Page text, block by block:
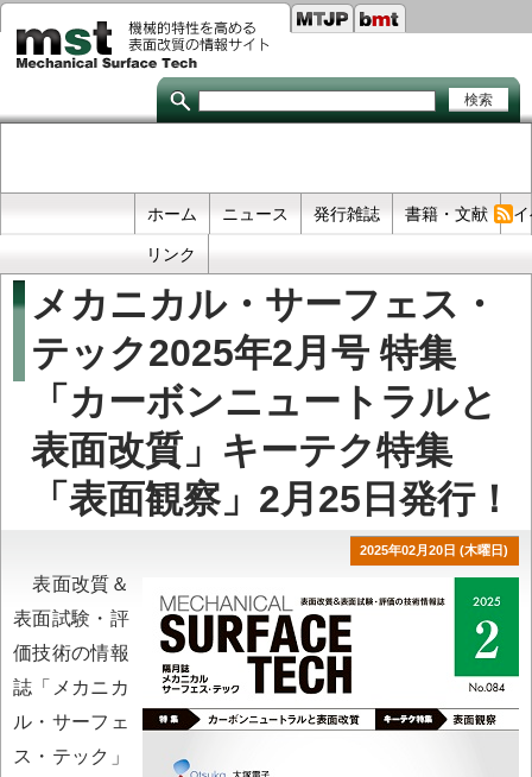
メ
イ
テ
links
ホーム ニュース 発行雑誌 書籍・文献
リンク
メカニカル・サーフェス・
テック2025年2月号 特集
「カーボンニュートラルと
表面改質」キーテク特集
「表面観察」2月25日発行！
2025年02月20日 (木曜日)
表面改質＆
表面試験・評
価技術の情報
誌「メカニカ
ル・サーフェ
ス・テック」